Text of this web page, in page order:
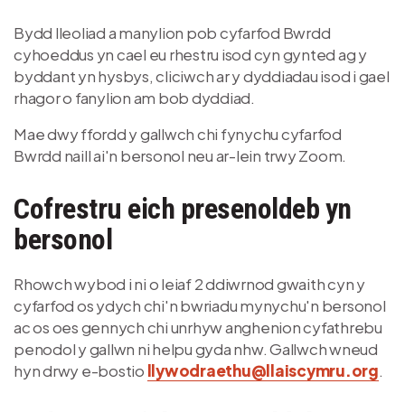
Bydd lleoliad a manylion pob cyfarfod Bwrdd
cyhoeddus yn cael eu rhestru isod cyn gynted ag y
byddant yn hysbys, cliciwch ar y dyddiadau isod i gael
rhagor o fanylion am bob dyddiad.
Mae dwy ffordd y gallwch chi fynychu cyfarfod
Bwrdd naill ai'n bersonol neu ar-lein trwy Zoom.
Cofrestru eich presenoldeb yn
bersonol
Rhowch wybod i ni o leiaf 2 ddiwrnod gwaith cyn y
cyfarfod os ydych chi'n bwriadu mynychu'n bersonol
ac os oes gennych chi unrhyw anghenion cyfathrebu
penodol y gallwn ni helpu gyda nhw. Gallwch wneud
hyn drwy e-bostio llywodraethu@llaiscymru.org.